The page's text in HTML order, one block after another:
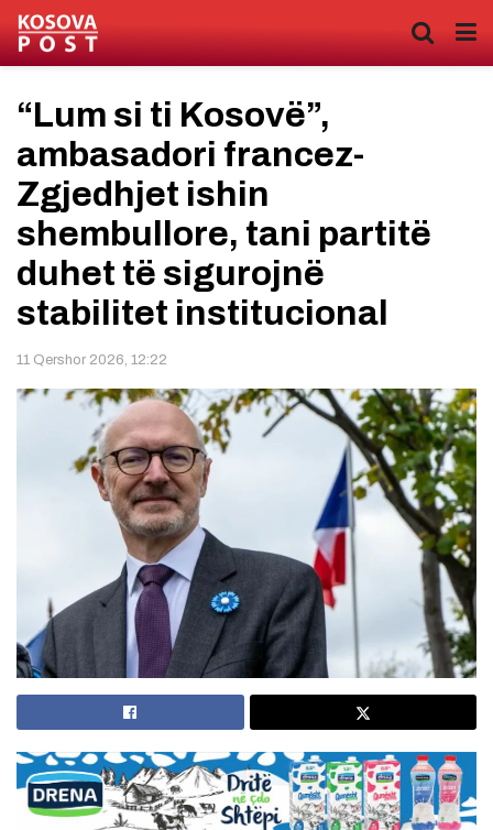
“Lum si ti Kosovë”,
ambasadori francez-
Zgjedhjet ishin
shembullore, tani partitë
duhet të sigurojnë
stabilitet institucional
11 Qershor 2026, 12:22